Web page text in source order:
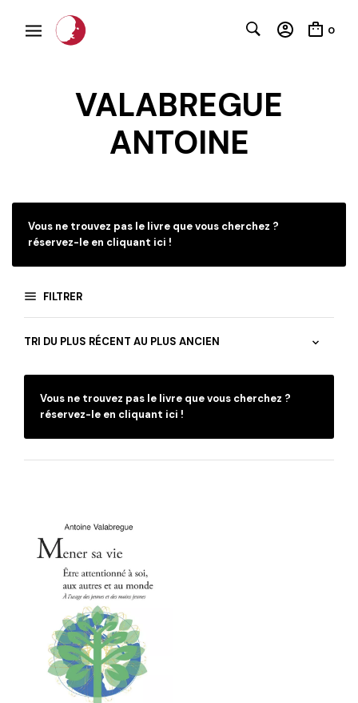
0
VALABREGUE
ANTOINE
Vous ne trouvez pas le livre que vous cherchez ?
réservez-le en cliquant ici !
FILTRER
Vous ne trouvez pas le livre que vous cherchez ?
réservez-le en cliquant ici !